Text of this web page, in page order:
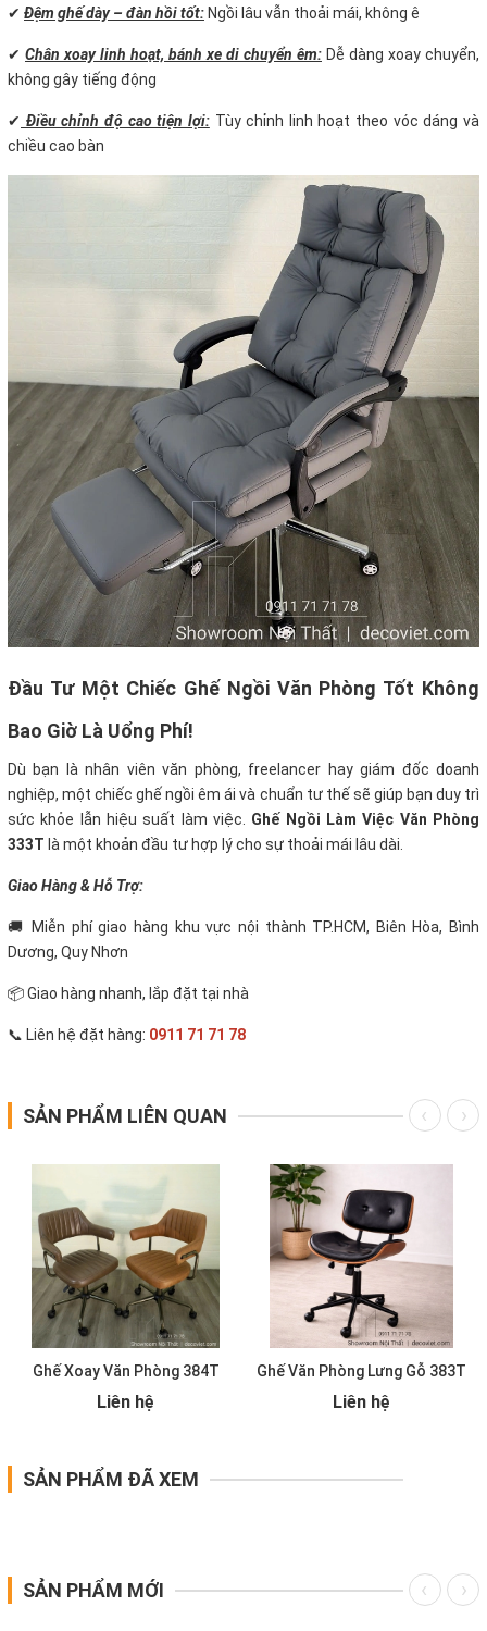
✔ Đệm ghế dày – đàn hồi tốt: Ngồi lâu vẫn thoải mái, không ê
✔ Chân xoay linh hoạt, bánh xe di chuyển êm: Dễ dàng xoay chuyển,
không gây tiếng động
✔ Điều chỉnh độ cao tiện lợi:Tùy chỉnh linh hoạt theo vóc dáng và
chiều cao bàn
Đầu Tư Một Chiếc Ghế Ngồi Văn Phòng Tốt Không
Bao Giờ Là Uổng Phí!
Dù bạn là nhân viên văn phòng, freelancer hay giám đốc doanh
nghiệp, một chiếc ghế ngồi êm ái và chuẩn tư thế sẽ giúp bạn duy trì
sức khỏe lẫn hiệu suất làm việc. Ghế Ngồi Làm Việc Văn Phòng
333T là một khoản đầu tư hợp lý cho sự thoải mái lâu dài.
Giao Hàng & Hỗ Trợ:
🚚 Miễn phí giao hàng khu vực nội thành TP.HCM, Biên Hòa, Bình
Dương, Quy Nhơn
📦 Giao hàng nhanh, lắp đặt tại nhà
📞 Liên hệ đặt hàng: 0911 71 71 78
SẢN PHẨM LIÊN QUAN
Ghế Xoay Văn Phòng 384T
Liên hệ
Ghế Văn Phòng Lưng Gỗ 383T
Liên hệ
SẢN PHẨM ĐÃ XEM
SẢN PHẨM MỚI